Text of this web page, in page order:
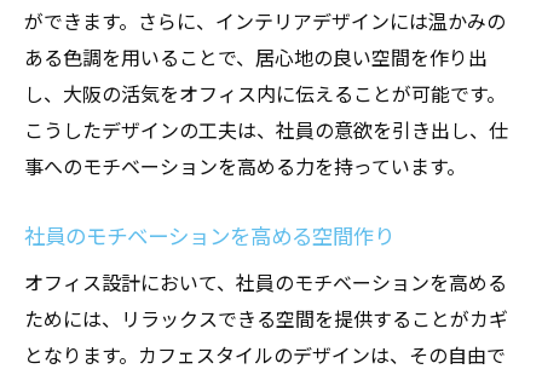
カフェスタイルで新しい働き方を提案
コミュニティスペースとしての活用法
大阪特有の文化を反映したオフィス設計のカフ
ェスタイル事例
地元アーティストと連携したデザイン事例
大阪の伝統工芸を取り入れたインテリア
歴史的建築をリノベーションした事例
現代的デザインと伝統の融合
ができます。さらに、インテリアデザインには温かみの
ある色調を用いることで、居心地の良い空間を作り出
し、大阪の活気をオフィス内に伝えることが可能です。
こうしたデザインの工夫は、社員の意欲を引き出し、仕
事へのモチベーションを高める力を持っています。
社員のモチベーションを高める空間作り
オフィス設計において、社員のモチベーションを高める
ためには、リラックスできる空間を提供することがカギ
となります。カフェスタイルのデザインは、その自由で